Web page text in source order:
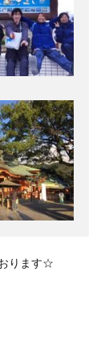
ります☆